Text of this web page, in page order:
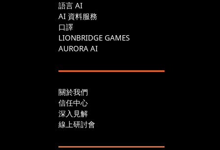
語言 AI
AI 資料服務
口譯
LIONBRIDGE GAMES
AURORA AI
關於我們
信任中心
深入見解
線上研討會